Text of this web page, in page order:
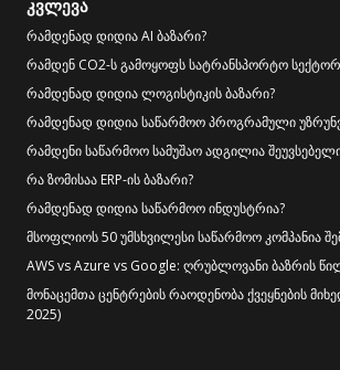
კვლევა
რამდენად დიდია AI ბაზარი?
რამდენ CO2-ს გამოყოფს სატრანსპორტო
რამდენად დიდია ლოგისტიკის ბაზარი?
რამდენად დიდია საწარმოო პროგრამული
რამდენი საწარმოო სამუშაო ადგილია შეუვსებელი
რა ზომისაა ERP-ის ბაზარი?
რამდენად დიდია საწარმოო ინდუსტრია?
მსოფლიოს 50 უმსხვილესი საწარმოო კომპანია
AWS vs Azure vs Google: ღრუბლოვანი ბაზრის
მონაცემთა ცენტრების რაოდენობა ქვეყნების
2025)